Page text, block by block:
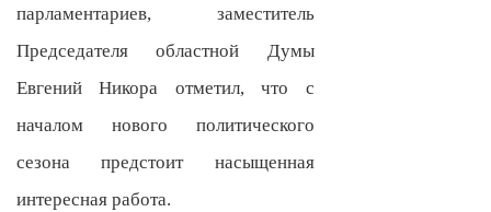
парламентариев, заместитель
Председателя областной Думы
Евгений Никора отметил, что с
началом нового политического
сезона предстоит насыщенная
интересная работа.